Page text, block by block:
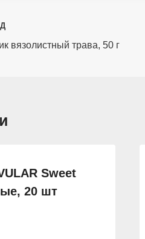
вязолистный трава, 50 г
Sweet
20 шт